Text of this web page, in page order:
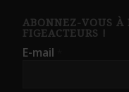
ABONNEZ-VOUS À
FIGEACTEURS !
E-mail